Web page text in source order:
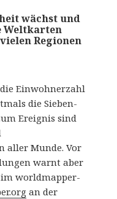
wächst und
Weltkarten
Regionen
Einwohnerzahl
die Sieben-
Ereignis sind
aller Munde. Vor
warnt aber
worldmapper-
an der